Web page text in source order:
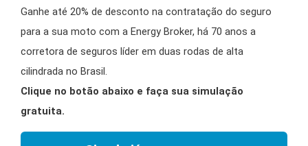
Ganhe até 20% de desconto na contratação do seguro
para a sua moto com a Energy Broker, há 70 anos a
corretora de seguros líder em duas rodas de alta
cilindrada no Brasil.
Clique no botão abaixo e faça sua simulação
gratuita.